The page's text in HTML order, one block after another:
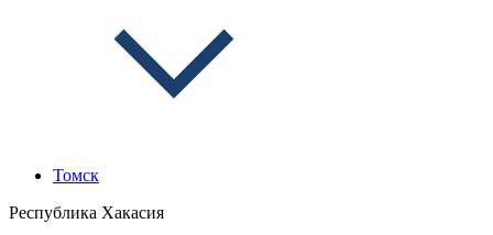
Томск
Республика Хакасия